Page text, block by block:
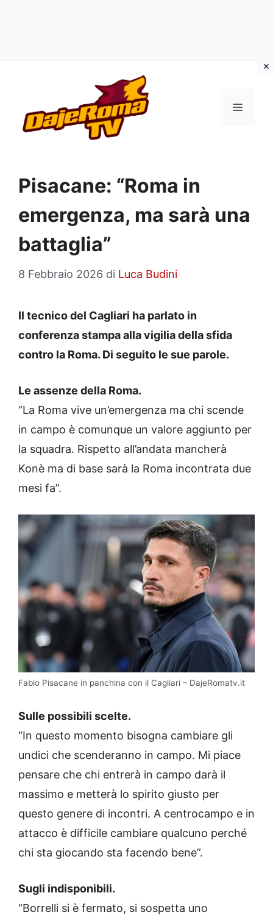
contenuto
MENU
Pisacane: “Roma in
emergenza, ma sarà una
battaglia”
8 Febbraio 2026 di Luca Budini
Il tecnico del Cagliari ha parlato in
conferenza stampa alla vigilia della sfida
contro la Roma. Di seguito le sue parole.
Le assenze della Roma.
“La Roma vive un’emergenza ma chi scende
in campo è comunque un valore aggiunto per
la squadra. Rispetto all’andata mancherà
Konè ma di base sarà la Roma incontrata due
mesi fa”.
Fabio Pisacane in panchina con il Cagliari – DajeRomatv.it
Sulle possibili scelte.
“In questo momento bisogna cambiare gli
undici che scenderanno in campo. Mi piace
pensare che chi entrerà in campo darà il
massimo e metterà lo spirito giusto per
questo genere di incontri. A centrocampo e in
attacco è difficile cambiare qualcuno perché
chi sta giocando sta facendo bene”.
Sugli indisponibili.
“Borrelli si è fermato, si sospetta uno